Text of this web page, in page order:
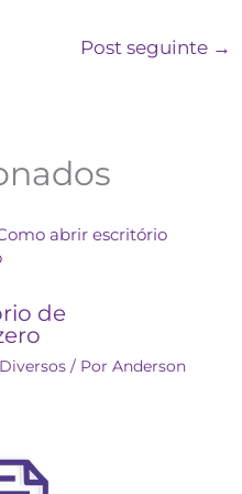
Post seguinte →
de
/ Por Anderson